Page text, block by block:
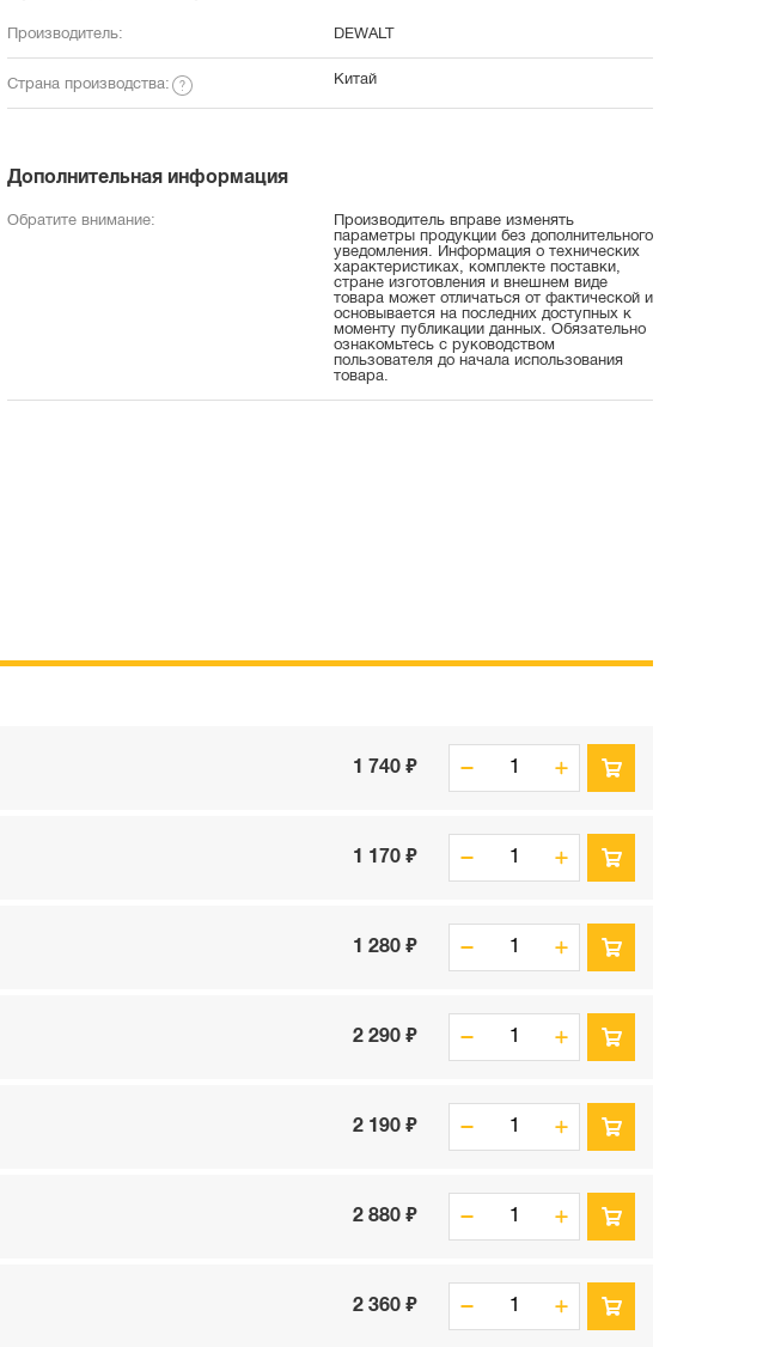
Производитель: DEWALT
Страна производства: Китай
Дополнительная информация
Обратите внимание:
Производитель вправе изменять
параметры продукции без дополнительного
уведомления. Информация о технических
характеристиках, комплекте поставки,
стране изготовления и внешнем виде
товара может отличаться от фактической и
основывается на последних доступных к
моменту публикации данных. Обязательно
ознакомьтесь с руководством
пользователя до начала использования
товара.
1 740 ₽
1 170 ₽
1 280 ₽
2 290 ₽
2 190 ₽
2 880 ₽
2 360 ₽